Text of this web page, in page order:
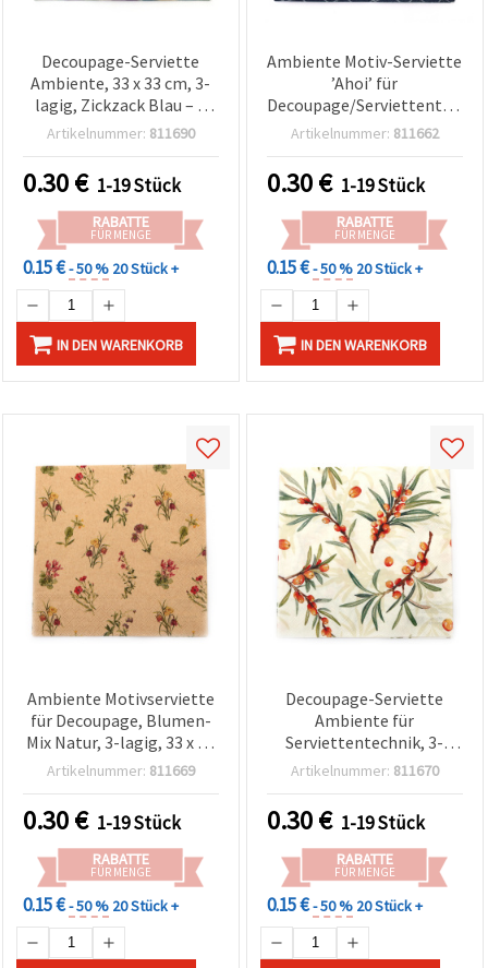
Decoupage-Serviette
Ambiente, 33 x 33 cm, 3-
lagig, Zickzack Blau – 1
Stück
Artikelnummer: 811690
0.30€ 1-19 Stück
RABATTE
FÜR MENGE
0.15 €- 50 % 20 Stück +
IN DEN WARENKORB
Ambiente Motiv-Serviette
’Ahoi’ für
Decoupage/
3-lagig, 33 x 33 cm – 1
Artikelnummer: 811662
0.30€ 1-19 Stück
RABATTE
FÜR MENGE
0.15 €- 50 % 20 Stück +
IN DEN WARENKORB
Ambiente Motivserviette
für Decoupage, Blumen-
Mix Natur, 3-lagig, 33 x 33
cm, 1 Stück
Artikelnummer: 811669
0.30€ 1-19 Stück
RABATTE
FÜR MENGE
0.15 €- 50 % 20 Stück +
Decoupage-Serviette
Ambiente für
Serviettentechnik, 3-
lagig, Sanddorn-Motiv, 33
Artikelnummer: 811670
0.30€ 1-19 Stück
RABATTE
FÜR MENGE
0.15 €- 50 % 20 Stück +